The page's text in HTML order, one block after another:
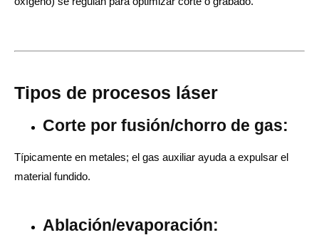
Tipos de procesos láser
Corte por fusión/chorro de gas:
Típicamente en metales; el gas auxiliar ayuda a expulsar el
material fundido.
Ablación/evaporación: